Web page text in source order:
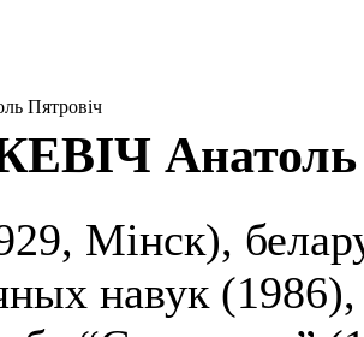
Пятровіч
Мінск),
навук